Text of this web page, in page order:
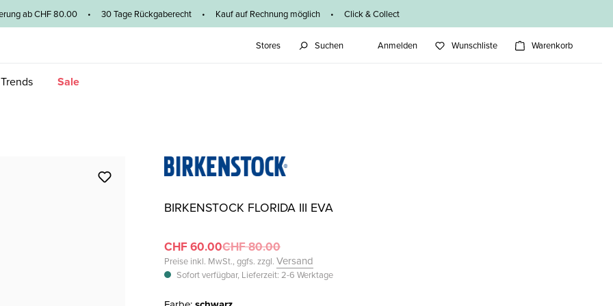
ab CHF 80.00 • 30 Tage Rückgaberecht • Kauf auf Rechnung möglich • Click & Collect
Stores Suchen Anmelden Wunschliste Warenkorb
Sale
BIRKENSTOCK FLORIDA III EVA
CHF 60.00CHF 80.00
Preise inkl. MwSt., ggfs. zzgl. Versand
Sofort verfügbar, Lieferzeit: 2-6 Werktage